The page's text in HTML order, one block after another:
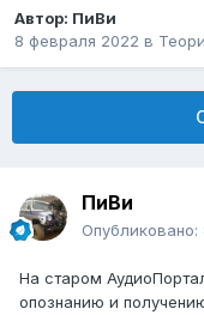
Автор: ПиВи
8 февраля 2022 в
ПиВи
Опубликовано:
На старом
опознанию и